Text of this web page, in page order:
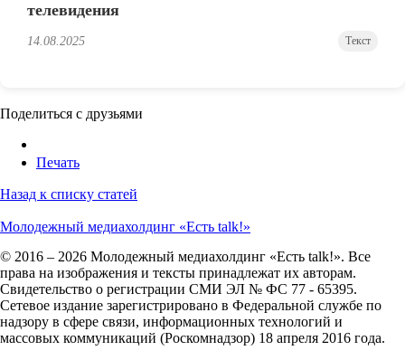
телевидения
14.08.2025 Текст
Поделиться с друзьями
Печать
Назад к списку статей
Молодежный медиахолдинг «Есть talk!»
© 2016 – 2026 Молодежный медиахолдинг «Есть talk!». Все
права на изображения и тексты принадлежат их авторам.
Свидетельство о регистрации СМИ ЭЛ № ФС 77 - 65395.
Сетевое издание зарегистрировано в Федеральной службе по
надзору в сфере связи, информационных технологий и
массовых коммуникаций (Роскомнадзор) 18 апреля 2016 года.